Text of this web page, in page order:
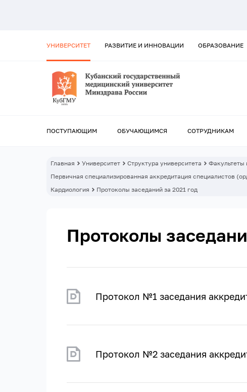
УНИВЕРСИТЕТ РАЗВИТИЕ И ИННОВАЦИИ ОБРАЗОВАНИЕ
ПОСТУПАЮЩИМ ОБУЧАЮЩИМСЯ СОТРУДНИКАМ
Главная Университет Структура университета Факультеты
Первичная специализированная аккредитация специалистов
Кардиология
Протоколы заседаний за 2021 год
Протоколы
Протокол №1 заседания
Протокол №2 заседания